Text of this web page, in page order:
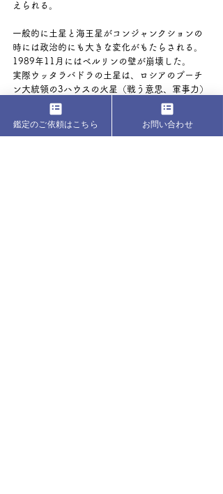
えられる。
一般的に土星と海王星がコンジャンクションの
時には政治的にも大きな変化がもたらされる。
1989年11月にはベルリンの壁が崩壊した。
実際ウッタラバドラの土星は、ロシアのプーチ
ン大統領の3ハウスの火星（戦う意思、軍事力）
と8ハウス（終焉）の月をアスペクトしている。
プーチンの火星（ムーラ、射手座３°）も月（ク
リティカ、牡牛座９度）もそれぞれラシの前半
鑑定のご依頼はこちら お問い合わせ